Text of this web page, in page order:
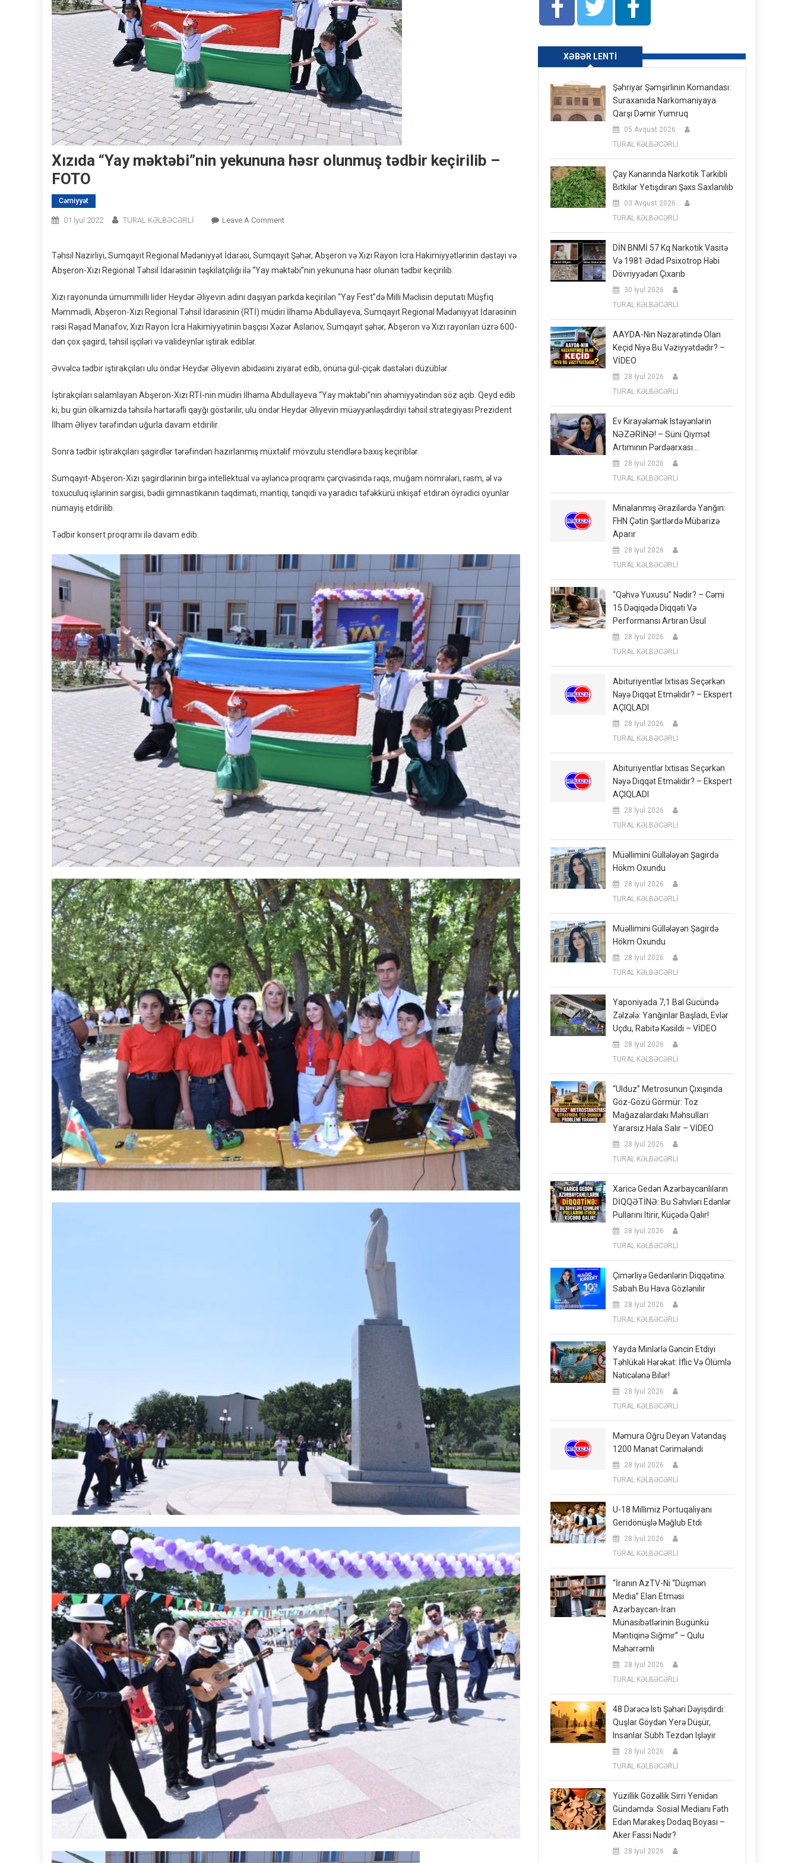
Xızıda “Yay məktəbi”nin yekununa həsr olunmuş tədbir keçirilib –
FOTO
Cəmiyyət
01 İyul 2022 TURAL KƏLBƏCƏRLİ Leave A CommentOn
Məktəbi”nin
Yekununa
Olunmuş
Tədbir
Keçirilib
Təhsil Nazirliyi, Sumqayıt Regional Mədəniyyət İdarəsi, Sumqayıt Şəhər, Abşeron və Xızı Rayon İcra Hakimiyyətlərinin dəstəyi və
Abşeron-Xızı Regional Təhsil İdarəsinin təşkilatçılığı ilə “Yay məktəbi”nin yekununa həsr olunan tədbir keçirilib.
Xızı rayonunda ümummilli lider Heydər Əliyevin adını daşıyan parkda keçirilən “Yay Fest”də Milli Məclisin deputatı Müşfiq
Məmmədli, Abşeron-Xızı Regional Təhsil İdarəsinin (RTİ) müdiri İlhamə Abdullayeva, Sumqayıt Regional Mədəniyyət İdarəsinin
rəisi Rəşad Manafov, Xızı Rayon İcra Hakimiyyətinin başçısı Xəzər Aslanov, Sumqayıt şəhər, Abşeron və Xızı rayonları üzrə 600-
dən çox şagird, təhsil işçiləri və valideynlər iştirak ediblər.
Əvvəlcə tədbir iştirakçıları ulu öndər Heydər Əliyevin abidəsini ziyarət edib, önünə gül-çiçək dəstələri düzüblər.
İştirakçıları salamlayan Abşeron-Xızı RTİ-nin müdiri İlhamə Abdullayeva “Yay məktəbi”nin əhəmiyyətindən söz açıb. Qeyd edib
ki, bu gün ölkəmizdə təhsilə hərtərəfli qayğı göstərilir, ulu öndər Heydər Əliyevin müəyyənləşdirdiyi təhsil strategiyası Prezident
İlham Əliyev tərəfindən uğurla davam etdirilir.
Sonra tədbir iştirakçıları şagirdlər tərəfindən hazırlanmış müxtəlif mövzulu stendlərə baxış keçiriblər.
Sumqayıt-Abşeron-Xızı şagirdlərinin birgə intellektual və əyləncə proqramı çərçivəsində rəqs, muğam nömrələri, rəsm, əl və
toxuculuq işlərinin sərgisi, bədii gimnastikanın təqdimatı, məntiqi, tənqidi və yaradıcı təfəkkürü inkişaf etdirən öyrədici oyunlar
nümayiş etdirilib.
Tədbir konsert proqramı ilə davam edib.
XƏBƏR LENTI
Şəhriyar Şəmşirlinin Komandası:
Suraxanıda Narkomaniyaya
Qarşı Dəmir Yumruq
05 Avqust 2026
TURAL KƏLBƏCƏRLİ
Çay Kənarında Narkotik Tərkibli
Bitkilər Yetişdirən Şəxs Saxlanılıb
03 Avqust 2026
TURAL KƏLBƏCƏRLİ
DİN BNMİ 57 Kq Narkotik Vasitə
Və 1981 Ədəd Psixotrop Həbi
Dövriyyədən Çıxarıb
30 İyul 2026
TURAL KƏLBƏCƏRLİ
AAYDA-Nın Nəzarətində Olan
Keçid Niyə Bu Vəziyyətdədir? –
VİDEO
28 İyul 2026
TURAL KƏLBƏCƏRLİ
Ev Kirayələmək Istəyənlərin
NƏZƏRİNƏ! – Süni Qiymət
Artımının Pərdəarxası…
28 İyul 2026
TURAL KƏLBƏCƏRLİ
Minalanmış Ərazilərdə Yanğın:
FHN Çətin Şərtlərdə Mübarizə
Aparır
28 İyul 2026
TURAL KƏLBƏCƏRLİ
“Qəhvə Yuxusu” Nədir? – Cəmi
15 Dəqiqədə Diqqəti Və
Performansı Artıran Üsul
28 İyul 2026
TURAL KƏLBƏCƏRLİ
Abituriyentlər Ixtisas Seçərkən
Nəyə Diqqət Etməlidir? – Ekspert
AÇIQLADI
28 İyul 2026
TURAL KƏLBƏCƏRLİ
Abituriyentlər Ixtisas Seçərkən
Nəyə Diqqət Etməlidir? – Ekspert
AÇIQLADI
28 İyul 2026
TURAL KƏLBƏCƏRLİ
Müəllimini Güllələyən Şagirdə
Hökm Oxundu
28 İyul 2026
TURAL KƏLBƏCƏRLİ
Müəllimini Güllələyən Şagirdə
Hökm Oxundu
28 İyul 2026
TURAL KƏLBƏCƏRLİ
Yaponiyada 7,1 Bal Gücündə
Zəlzələ: Yanğınlar Başladı, Evlər
Uçdu, Rabitə Kəsildi – VİDEO
28 İyul 2026
TURAL KƏLBƏCƏRLİ
“Ulduz” Metrosunun Çıxışında
Göz-Gözü Görmür: Toz
Mağazalardakı Məhsulları
Yararsız Hala Salır – VİDEO
28 İyul 2026
TURAL KƏLBƏCƏRLİ
Xaricə Gedən Azərbaycanlıların
DİQQƏTİNƏ: Bu Səhvləri Edənlər
Pullarını Itirir, Küçədə Qalır!
28 İyul 2026
TURAL KƏLBƏCƏRLİ
Çimərliyə Gedənlərin Diqqətinə:
Sabah Bu Hava Gözlənilir
28 İyul 2026
TURAL KƏLBƏCƏRLİ
Yayda Minlərlə Gəncin Etdiyi
Təhlükəli Hərəkət: İflic Və Ölümlə
Nəticələnə Bilər!
28 İyul 2026
TURAL KƏLBƏCƏRLİ
Məmura Oğru Deyən Vətəndaş
1200 Manat Cərimələndi
28 İyul 2026
TURAL KƏLBƏCƏRLİ
U-18 Millimiz Portuqaliyanı
Geridönüşlə Məğlub Etdi
28 İyul 2026
TURAL KƏLBƏCƏRLİ
“İranın AzTV-Ni “düşmən
Media” Elan Etməsi
Azərbaycan-İran
Münasibətlərinin Bugünkü
Məntiqinə Sığmır” – Qulu
Məhərrəmli
28 İyul 2026
TURAL KƏLBƏCƏRLİ
48 Dərəcə Isti Şəhəri Dəyişdirdi:
Quşlar Göydən Yerə Düşür,
Insanlar Sübh Tezdən Işləyir
28 İyul 2026
TURAL KƏLBƏCƏRLİ
Yüzillik Gözəllik Sirri Yenidən
Gündəmdə: Sosial Medianı Fəth
Edən Mərakeş Dodaq Boyası –
Aker Fassi Nədir?
28 İyul 2026